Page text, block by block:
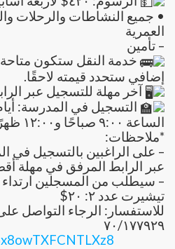
• جميع النشاطات والرحلات
العمرية
– تأمين
خدمة النقل ستكون متاحة
إضافي ستحدد قيمته لاحقًا.
آخر مهلة للتسجيل عبر الرابط: ٣١
الساعة ٩:٠٠ صباحًا و١٢:٠٠ ظهرًا
*ملاحظات:
– على الراغبين بالتسجيل في
عبر الرابط المرفق في مهلة أقصاها ٣١
– سيطلب من المسجلين
تيشيرت عدد ٢: ٢٠$
للاستفسار: الرجاء التواصل
٧٠/١٧٧٩٢٩